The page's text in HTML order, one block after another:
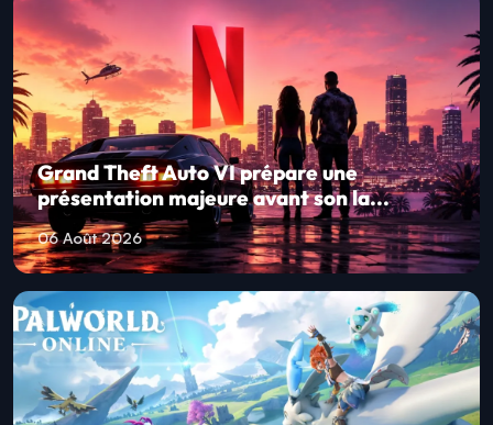
Grand Theft Auto VI prépare une
présentation majeure avant son la...
06 Août 2026